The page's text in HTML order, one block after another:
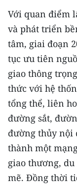
Với quan điểm
và phát triển
tâm, giai đoạn
tục ưu tiên
giao thông
thức với hệ
tổng thể, liên
đường sắt,
đường thủy nội
thành một
giao thương,
mẽ. Đồng thời